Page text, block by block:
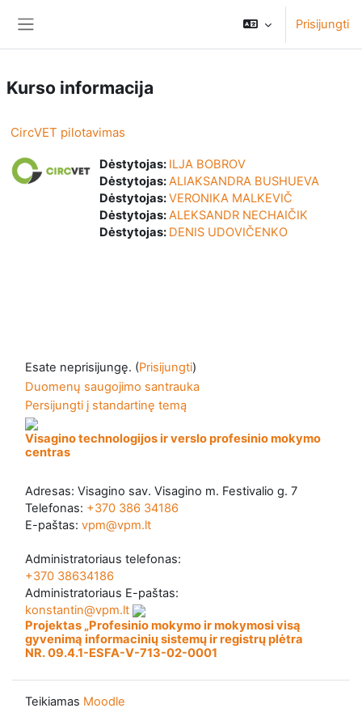
Prisijungti
Kurso informacija
CircVET pilotavimas
Dėstytojas: ILJA BOBROV
Dėstytojas:ALIAKSANDRA BUSHUEVA
Dėstytojas:VERONIKA MALKEVIČ
Dėstytojas:ALEKSANDR NECHAIČIK
Dėstytojas: DENIS UDOVIČENKO
Esate neprisijungę. (Prisijungti)
Duomenų saugojimo santrauka
Persijungti į standartinę temą
Visagino technologijos ir verslo profesinio mokymo
centras
Adresas: Visagino sav. Visagino m. Festivalio g. 7
Telefonas: +370 386 34186
E-paštas: vpm@vpm.lt
Administratoriaus telefonas:
+370 38634186
Administratoriaus E-paštas:
konstantin@vpm.lt
Projektas „Profesinio mokymo ir mokymosi visą
gyvenimą informacinių sistemų ir registrų plėtra
NR. 09.4.1-ESFA-V-713-02-0001
Teikiamas Moodle